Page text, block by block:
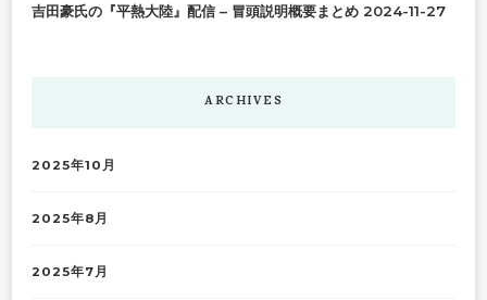
吉田豪氏の『平熱大陸』配信 – 冒頭説明概要まとめ 2024-11-27
ARCHIVES
2025年10月
2025年8月
2025年7月